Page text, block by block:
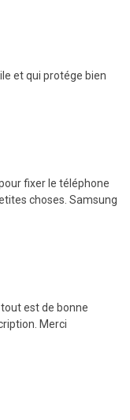
et qui protége bien
fixer le téléphone
choses. Samsung
est de bonne
Merci